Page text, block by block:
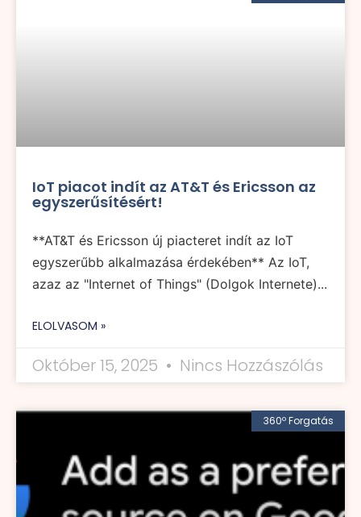
IoT piacot indít az AT&T és Ericsson az
egyszerűsítésért!
**AT&T és Ericsson új piacteret indít az IoT
egyszerűbb alkalmazása érdekében** Az IoT,
azaz az "Internet of Things" (Dolgok Internete)...
ELOLVASOM »
Október 15, 2025 Nincs Hozzászólás
360º Forgatás